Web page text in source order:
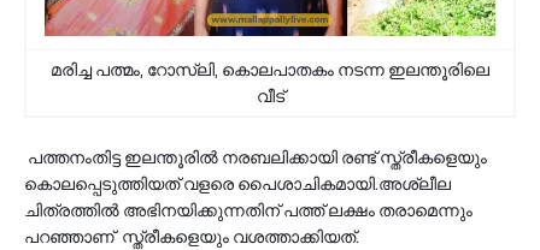
മരിച്ച പത്മം, റോസ്‌ലി, കൊലപാതകം നടന്ന ഇലന്തൂരിലെ
വീട്
പത്തനംതിട്ട ഇലന്തൂരിൽ നരബലിക്കായി രണ്ട് സ്ത്രീകളെയും
കൊലപ്പെടുത്തിയത് വളരെ പൈശാചികമായി.അശ്ലീല
ചിത്രത്തില്‍ അഭിനയിക്കുന്നതിന് പത്ത് ലക്ഷം തരാമെന്നും
പറഞ്ഞാണ് സ്ത്രീകളെയും വശത്താക്കിയത്.